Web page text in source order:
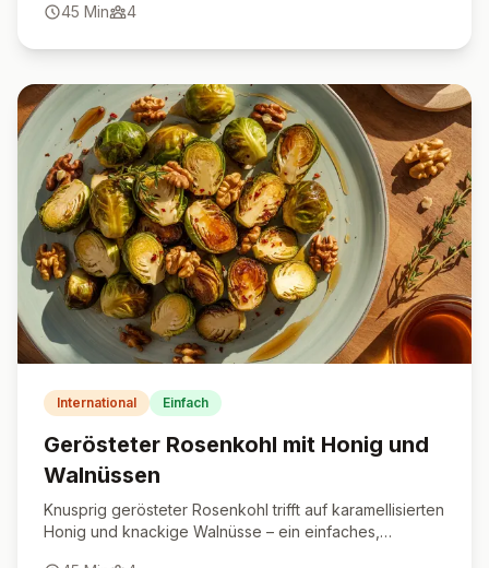
45 Min 4
International Einfach
Gerösteter Rosenkohl mit Honig und
Walnüssen
Knusprig gerösteter Rosenkohl trifft auf karamellisierten
Honig und knackige Walnüsse – ein einfaches,